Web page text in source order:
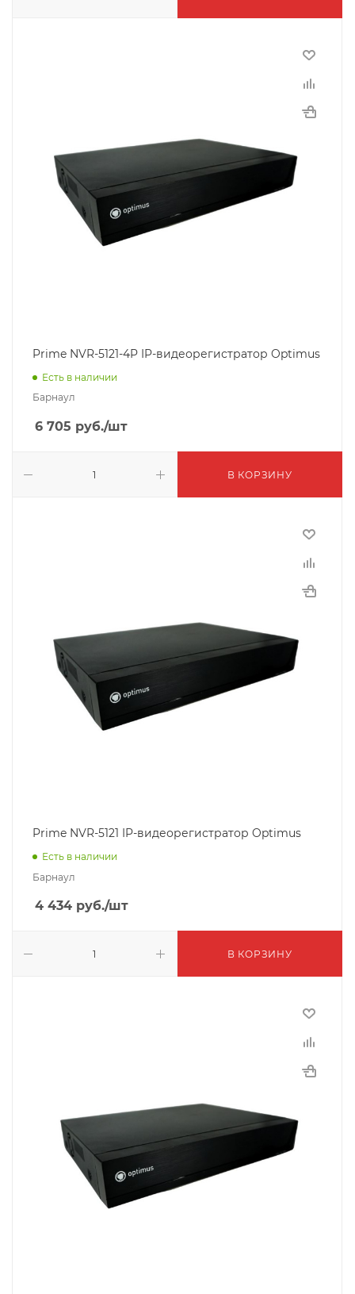
Prime NVR-5121-4P IP-видеорегистратор Optimus
Есть в наличии
Барнаул
6 705 руб./шт
В КОРЗИНУ
Prime NVR-5121 IP-видеорегистратор Optimus
Есть в наличии
Барнаул
4 434 руб./шт
В КОРЗИНУ